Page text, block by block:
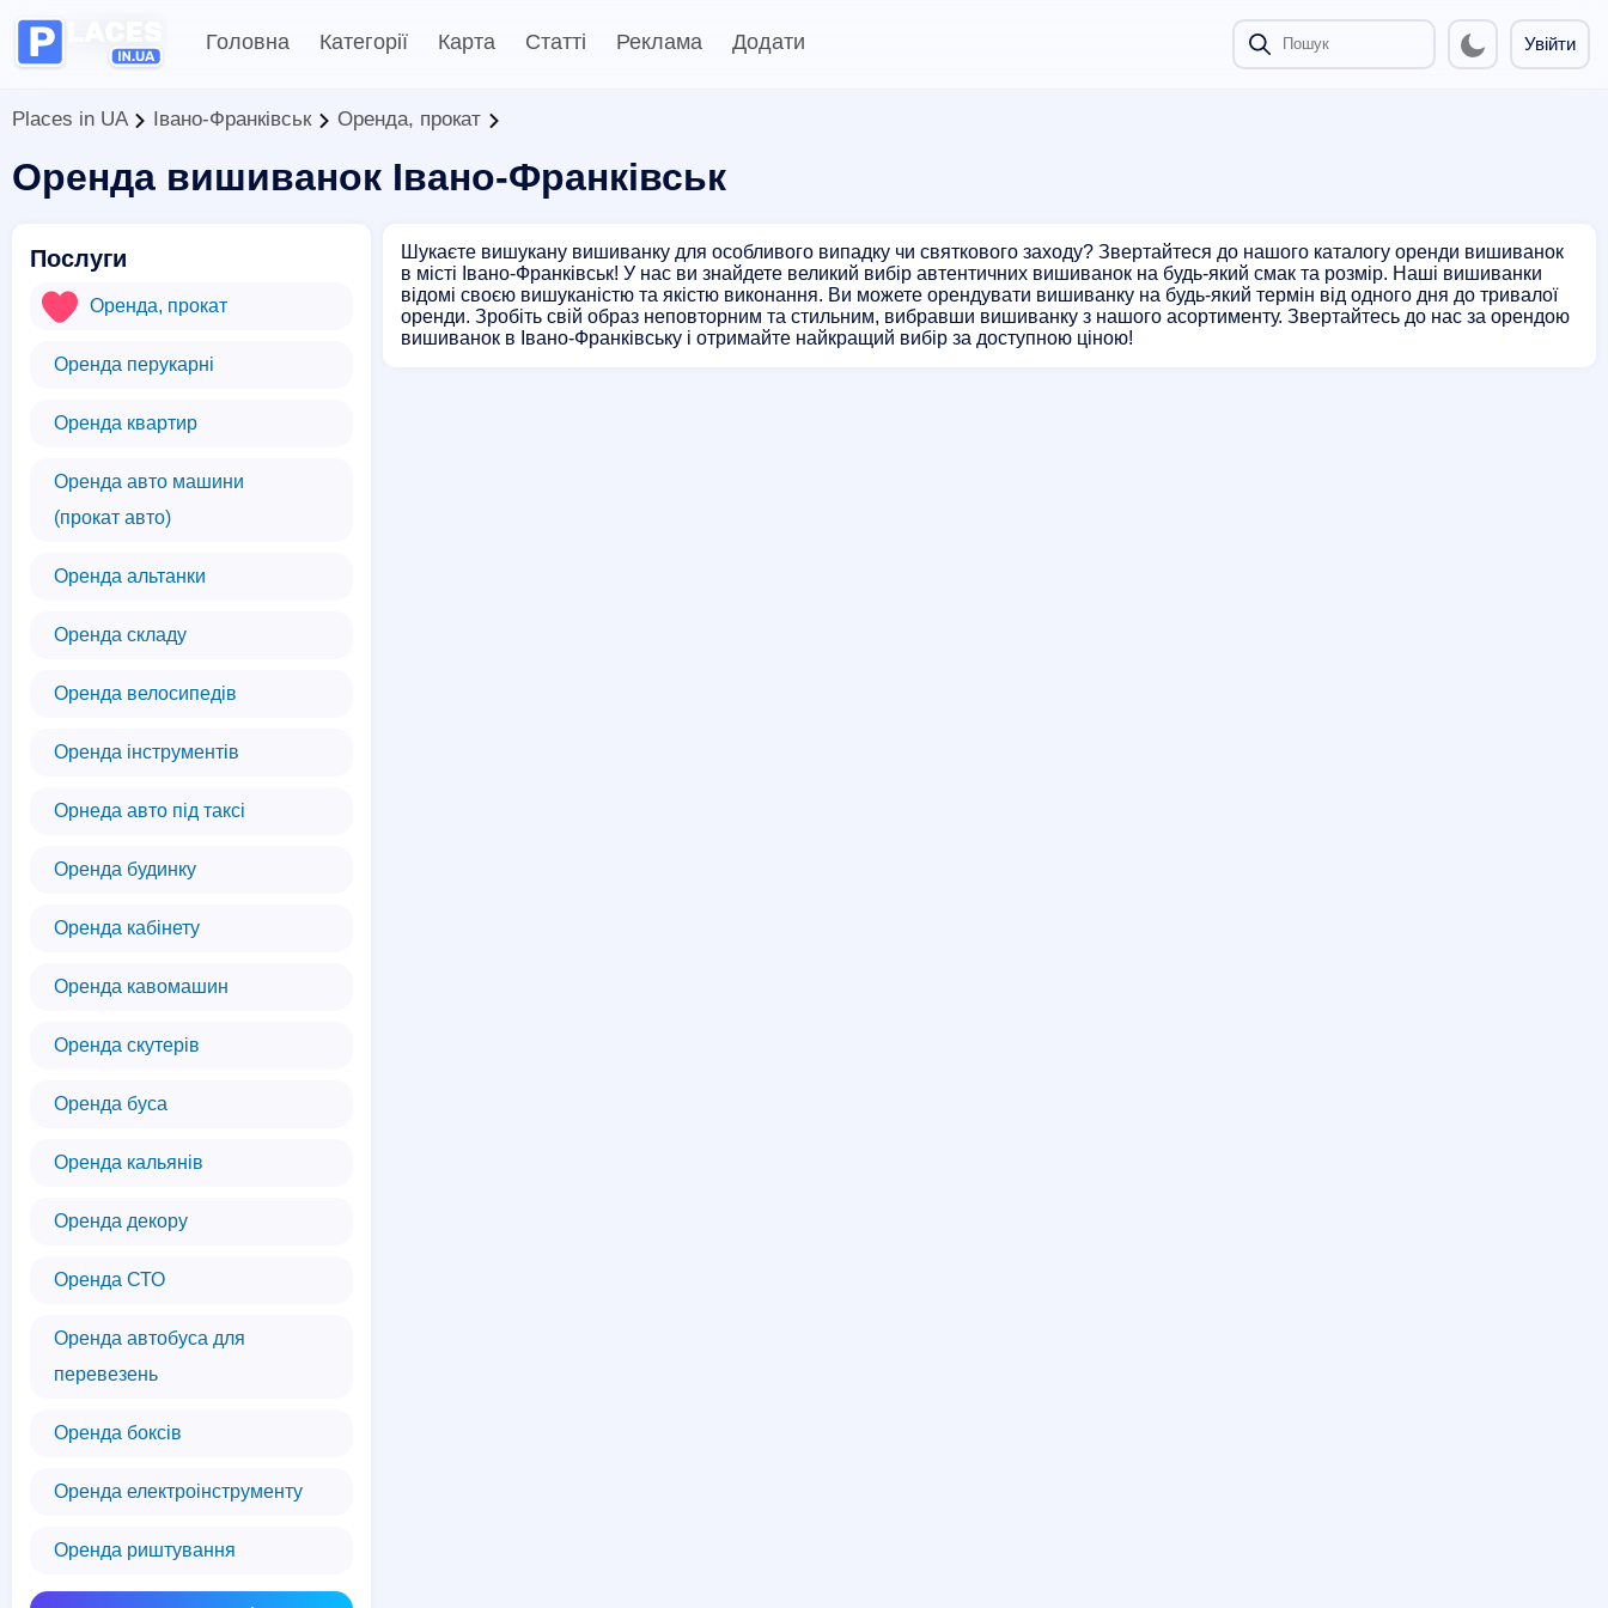
Головна Категорії Карта Статті Реклама Додати Увійти
Places in UA Івано-Франківськ Оренда, прокат
Оренда вишиванок Івано-Франківськ
Послуги
Оренда, прокат
Оренда перукарні
Оренда квартир
Оренда авто машини
(прокат авто)
Оренда альтанки
Оренда складу
Оренда велосипедів
Оренда інструментів
Орнеда авто під таксі
Оренда будинку
Оренда кабінету
Оренда кавомашин
Оренда скутерів
Оренда буса
Оренда кальянів
Оренда декору
Оренда СТО
Оренда автобуса для
перевезень
Оренда боксів
Оренда електроінструменту
Оренда риштування
Шукаєте вишукану вишиванку для особливого випадку чи святкового заходу? Звертайтеся до нашого каталогу оренди вишиванок
в місті Івано-Франківськ! У нас ви знайдете великий вибір автентичних вишиванок на будь-який смак та розмір. Наші вишиванки
відомі своєю вишуканістю та якістю виконання. Ви можете орендувати вишиванку на будь-який термін від одного дня до тривалої
оренди. Зробіть свій образ неповторним та стильним, вибравши вишиванку з нашого асортименту. Звертайтесь до нас за орендою
вишиванок в Івано-Франківську і отримайте найкращий вибір за доступною ціною!